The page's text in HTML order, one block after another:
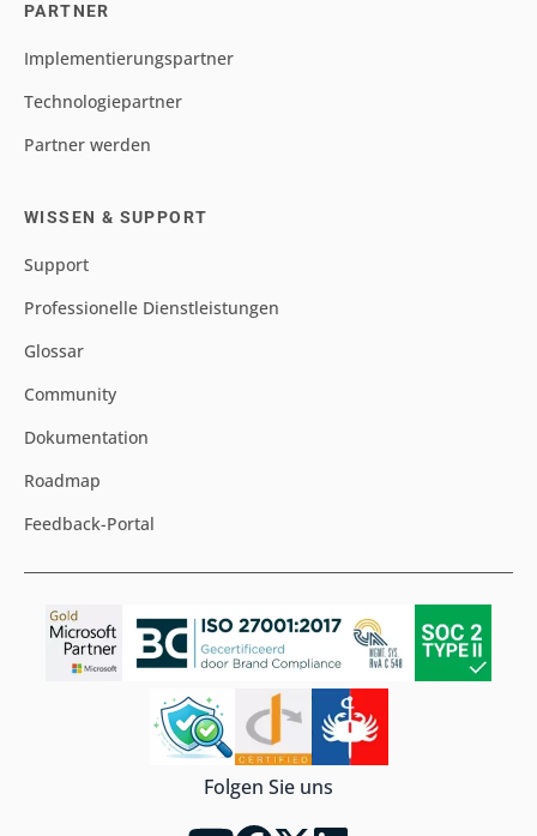
PARTNER
Implementierungspartner
Technologiepartner
Partner werden
WISSEN & SUPPORT
Support
Professionelle Dienstleistungen
Glossar
Community
Dokumentation
Roadmap
Feedback-Portal
Folgen Sie uns